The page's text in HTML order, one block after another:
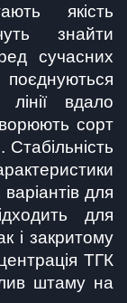
якість
знайти
сучасних
вдало
сорт
для
для
і закритому
ТГК
штаму на